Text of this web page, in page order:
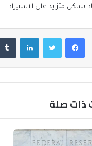
بشكل متزايد على الاستيراد.
فيسبوكتويتر لينكدإن
ذات صلة